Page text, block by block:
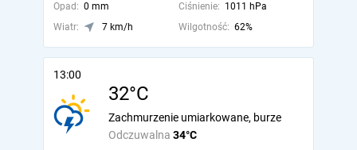
Opad: 0 mm Ciśnienie: 1011 hPa
Wiatr:
7 km/h Wilgotność: 62%
13:00
32°C
Odczuwalna 34°C
Zachmurzenie umiarkowane, burze